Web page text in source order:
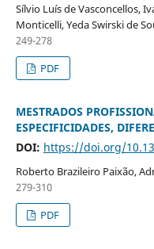
Sílvio Luís de Vasconcellos,
Monticelli, Yeda Swirski de
249-278
PDF
MESTRADOS
ESPECIFICIDADES,
DOI: https://doi.org/
Roberto Brazileiro Paixão,
279-310
PDF